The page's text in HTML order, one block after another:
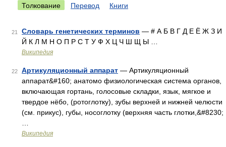
Толкование Перевод Книги
21 Словарь генетических терминов — # А Б В Г Д Е Ё Ж З И
Й К Л М Н О П Р С Т У Ф Х Ц Ч Ш Щ Ы …
Википедия
22 Артикуляционный аппарат — Артикуляционный
аппарат&#160; анатомо физиологическая система органов,
включающая гортань, голосовые складки, язык, мягкое и
твердое нёбо, (ротоглотку), зубы верхней и нижней челюсти
(см. прикус), губы, носоглотку (верхняя часть глотки,&#8230;
Википедия